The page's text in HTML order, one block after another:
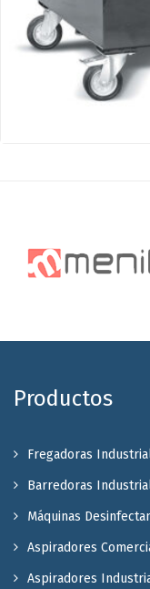
Productos
Fregadoras
Barredoras
Máquinas
Aspiradores
Aspiradores